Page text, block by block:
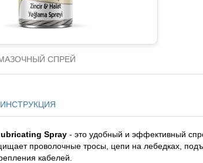
СПРЕЙ
ИНСТРУКЦИЯ
Spray - это удобный и эффективный
проволочные тросы, цепи на лебедках,
кабелей.